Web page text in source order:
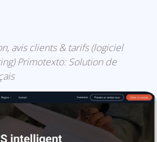
avis clients & tarifs (logiciel
Primotexto: Solution de